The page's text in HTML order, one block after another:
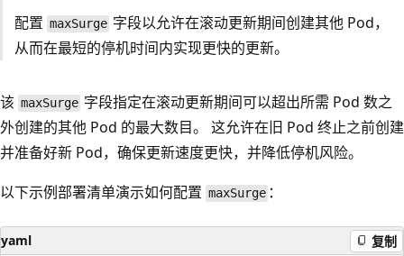
配置 maxSurge 字段以允许在滚动更新期间创建其他 Pod，
从而在最短的停机时间内实现更快的更新。
该 maxSurge 字段指定在滚动更新期间可以超出所需 Pod 数之
外创建的其他 Pod 的最大数目。 这允许在旧 Pod 终止之前创建
并准备好新 Pod，确保更新速度更快，并降低停机风险。
以下示例部署清单演示如何配置 maxSurge ：
yaml 复制